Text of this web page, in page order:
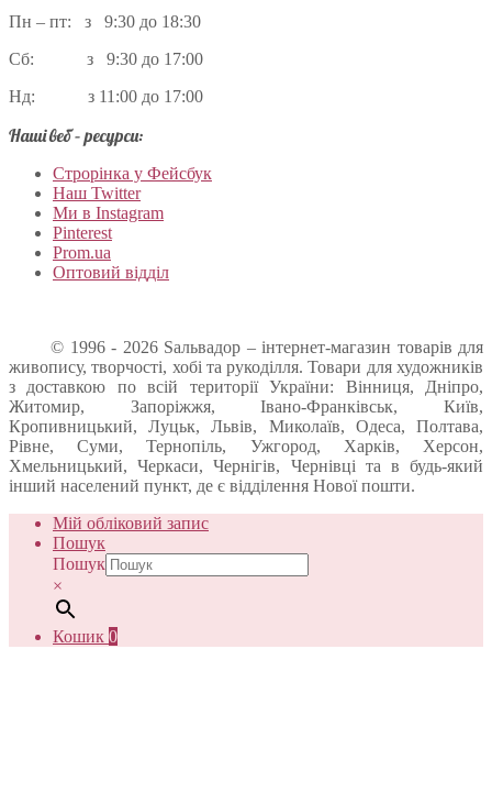
Пн – пт: з 9:30 до 18:30
Сб: з 9:30 до 17:00
Нд: з 11:00 до 17:00
Наші веб – ресурси:
Строрінка у Фейсбук
Наш Twitter
Ми в Instagram
Pinterest
Prom.ua
Оптовий відділ
© 1996 - 2026 Sальвадор – інтернет-магазин товарів для
живопису, творчості, хобі та рукоділля. Товари для художників
з доставкою по всій території України: Вінниця, Дніпро,
Житомир, Запоріжжя, Івано-Франківськ, Київ,
Кропивницький, Луцьк, Львів, Миколаїв, Одеса, Полтава,
Рівне, Суми, Тернопіль, Ужгород, Харків, Херсон,
Хмельницький, Черкаси, Чернігів, Чернівці та в будь-який
інший населений пункт, де є відділення Нової пошти.
Мій обліковий запис
Пошук
Пошук
×
Кошик 0